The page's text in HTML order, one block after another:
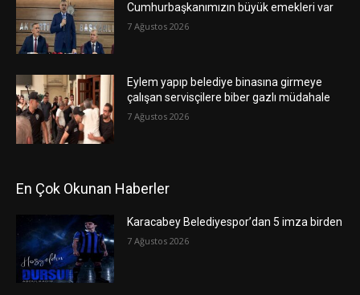
Cumhurbaşkanımızın büyük emekleri var
7 Ağustos 2026
Eylem yapıp belediye binasına girmeye
çalışan servisçilere biber gazlı müdahale
7 Ağustos 2026
En Çok Okunan Haberler
Karacabey Belediyespor’dan 5 imza birden
7 Ağustos 2026